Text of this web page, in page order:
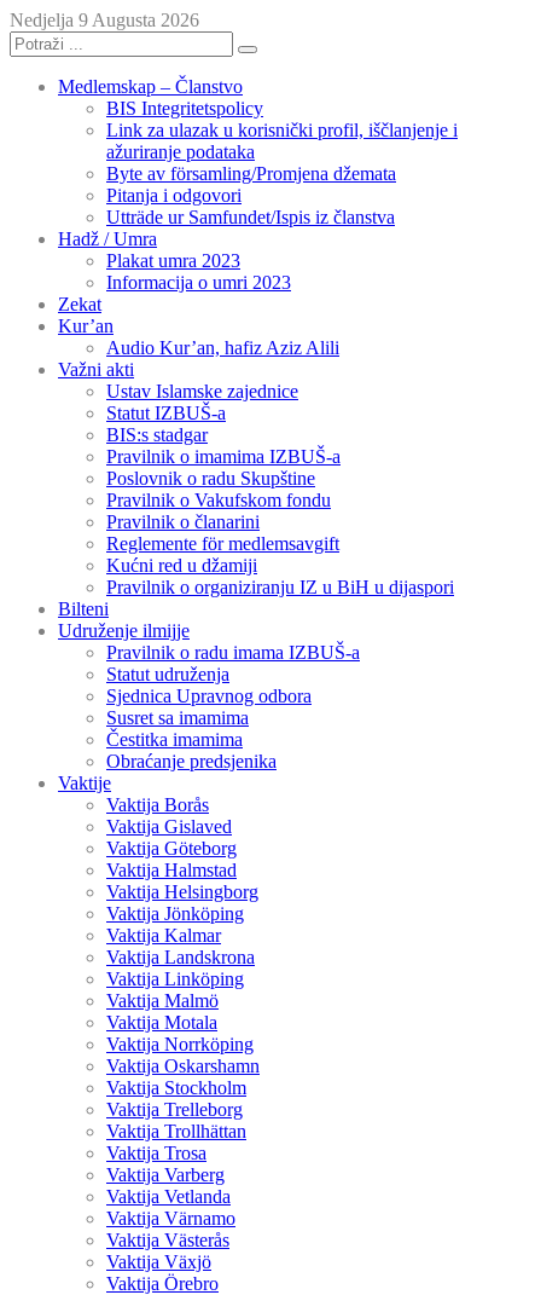
Nedjelja 9 Augusta 2026
Medlemskap – Članstvo
BIS Integritetspolicy
Link za ulazak u korisnički profil, iščlanjenje i
ažuriranje podataka
Byte av församling/Promjena džemata
Pitanja i odgovori
Utträde ur Samfundet/Ispis iz članstva
Hadž / Umra
Plakat umra 2023
Informacija o umri 2023
Zekat
Kur’an
Audio Kur’an, hafiz Aziz Alili
Važni akti
Ustav Islamske zajednice
Statut IZBUŠ-a
BIS:s stadgar
Pravilnik o imamima IZBUŠ-a
Poslovnik o radu Skupštine
Pravilnik o Vakufskom fondu
Pravilnik o članarini
Reglemente för medlemsavgift
Kućni red u džamiji
Pravilnik o organiziranju IZ u BiH u dijaspori
Bilteni
Udruženje ilmijje
Pravilnik o radu imama IZBUŠ-a
Statut udruženja
Sjednica Upravnog odbora
Susret sa imamima
Čestitka imamima
Obraćanje predsjenika
Vaktije
Vaktija Borås
Vaktija Gislaved
Vaktija Göteborg
Vaktija Halmstad
Vaktija Helsingborg
Vaktija Jönköping
Vaktija Kalmar
Vaktija Landskrona
Vaktija Linköping
Vaktija Malmö
Vaktija Motala
Vaktija Norrköping
Vaktija Oskarshamn
Vaktija Stockholm
Vaktija Trelleborg
Vaktija Trollhättan
Vaktija Trosa
Vaktija Varberg
Vaktija Vetlanda
Vaktija Värnamo
Vaktija Västerås
Vaktija Växjö
Vaktija Örebro